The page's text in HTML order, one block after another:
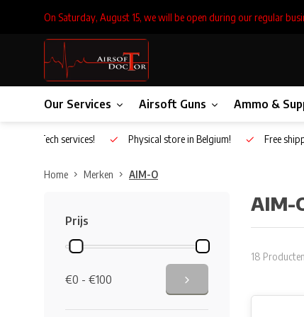
On Saturday, August 15, we will be open during our regular
Our Services Airsoft Guns Ammo &
Inhouse Tech services! Physical store in Belgium! Free
Home Merken AIM-O
Prijs
€0 - €100
AIM-
18 Producten